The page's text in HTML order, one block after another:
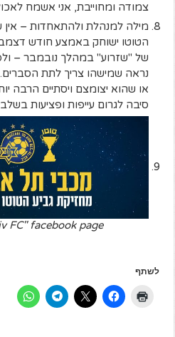
צמודה ומחוייבת, אני אשמח
מילה למנהלת ולהתאחדות – אין
של "שזרוע" במהלך נובמבר –
נראה שמישהו צריך לתת
או שהוא יצומצם ויסתיים הרבה
סיבה לגרום עייפות ופציעות
FC" facebook page
לשתף